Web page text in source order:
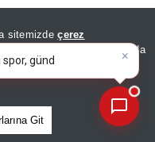
sitemizdeçerez
KVKK ve GDPR kapsamında
Metnimizi
Git
spor, gündem ve
gelişmelerini analiz